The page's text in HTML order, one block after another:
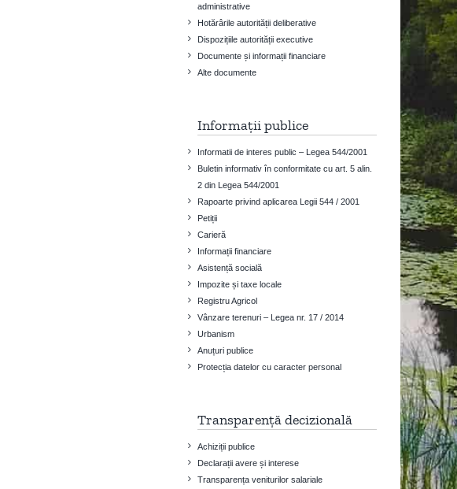
administrative
Hotărârile autorității deliberative
Dispozițiile autorității executive
Documente și informații financiare
Alte documente
Informații publice
Informatii de interes public – Legea 544/2001
Buletin informativ în conformitate cu art. 5 alin.
2 din Legea 544/2001
Rapoarte privind aplicarea Legii 544 / 2001
Petiții
Carieră
Informații financiare
Asistență socială
Impozite și taxe locale
Registru Agricol
Vânzare terenuri – Legea nr. 17 / 2014
Urbanism
Anuțuri publice
Protecția datelor cu caracter personal
Transparență decizională
Achiziții publice
Declarații avere și interese
Transparența veniturilor salariale